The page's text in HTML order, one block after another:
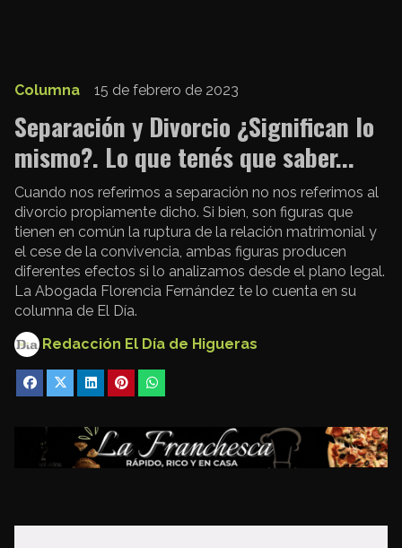
Separación y Divorcio ¿Significan lo
mismo?. Lo que tenés que saber...
Cuando nos referimos a separación no nos referimos al
divorcio propiamente dicho. Si bien, son figuras que
tienen en común la ruptura de la relación matrimonial y
el cese de la convivencia, ambas figuras producen
diferentes efectos si lo analizamos desde el plano legal.
La Abogada Florencia Fernández te lo cuenta en su
columna de El Día.
Columna 15 de febrero de 2023
Redacción El Día de Higueras